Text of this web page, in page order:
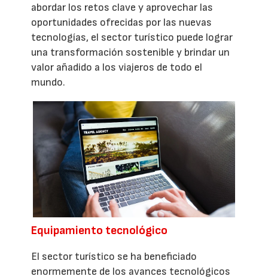
abordar los retos clave y aprovechar las
oportunidades ofrecidas por las nuevas
tecnologías, el sector turístico puede lograr
una transformación sostenible y brindar un
valor añadido a los viajeros de todo el
mundo.
Equipamiento tecnológico
El sector turístico se ha beneficiado
enormemente de los avances tecnológicos